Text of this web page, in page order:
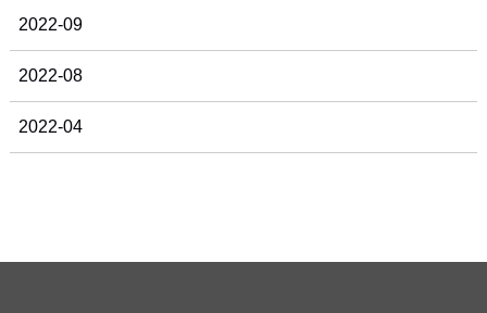
2022-09
2022-08
2022-04